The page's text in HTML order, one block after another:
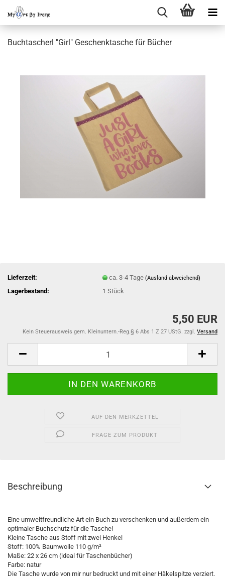
Buchtascherl "Girl" Geschenktasche für Bücher
Lieferzeit: ca. 3-4 Tage(Ausland abweichend)
Lagerbestand: 1Stück
5,50 EUR
Kein Steuerausweis gem. Kleinuntern.-Reg.§ 6 Abs 1 Z 27 UStG. zzgl. Versand
AUF DEN MERKZETTEL
FRAGE ZUM PRODUKT
Beschreibung
Eine umweltfreundliche Art ein Buch zu verschenken und außerdem ein
optimaler Buchschutz für die Tasche!
Kleine Tasche aus Stoff mit zwei Henkel
Stoff: 100% Baumwolle 110 g/m²
Maße: 22 x 26 cm (ideal für Taschenbücher)
Farbe: natur
Die Tasche wurde von mir nur bedruckt und mit einer Häkelspitze verziert.